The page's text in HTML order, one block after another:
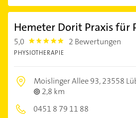
Hemeter Dorit Praxis für
5,0 5.0 2 Bewertungen
PHYSIOTHERAPIE
Moislinger Allee 93,23558
2,8 km
0451 8 79 11 88